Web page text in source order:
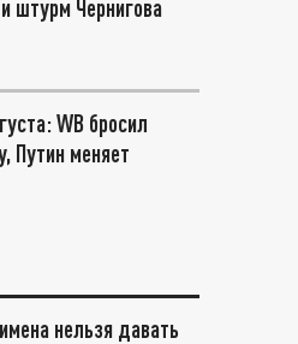
штурм Чернигова
WB бросил
Путин меняет
нельзя давать